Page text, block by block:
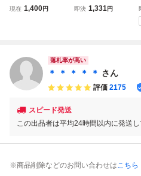
海
現在 1,400円
ンジン
即決 1,331 円
落札率が高い
＊ ＊ ＊ ＊ ＊ さん
評価 2175
スピード発送
この出品者は平均24時間以内に発送
※商品削除などのお問い合わせはこちら